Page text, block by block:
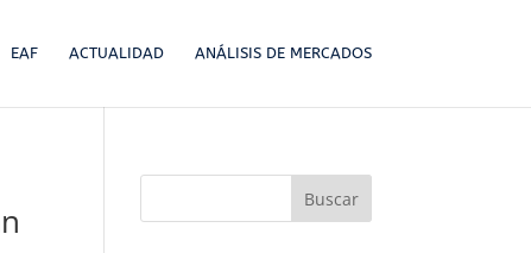
EAF ACTUALIDAD ANÁLISIS DE MERCADOS